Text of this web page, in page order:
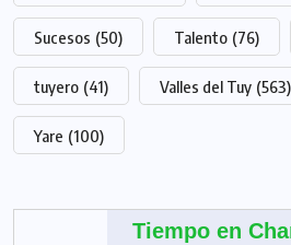
Sucesos (50) Talento (76)
tuyero (41) Valles del Tuy (563)
Yare (100)
Tiempo en